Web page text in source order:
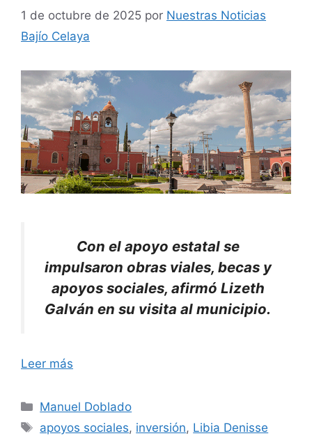
1 de octubre de 2025 por Nuestras Noticias
Bajío Celaya
Con el apoyo estatal se
impulsaron obras viales, becas y
apoyos sociales, afirmó Lizeth
Galván en su visita al municipio.
Leer más
Categorías
Manuel Doblado
Etiquetas
apoyos sociales, inversión, Libia Denisse